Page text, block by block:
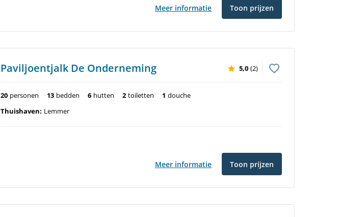
Meer informatie Toon prijzen
Paviljoentjalk De Onderneming 5,0 (2)
20 personen 13 bedden 6 hutten 2 toiletten 1 douche
Thuishaven: Lemmer
Meer informatie Toon prijzen